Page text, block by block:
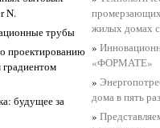
N.
трубы
проектированию
будущее за
жилых домах
»
«ФОРМАТЕ»
»
дома в пять
»